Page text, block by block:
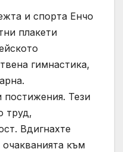
и спорта Енчо
плакети
гимнастика,
постижения. Тези
труд,
Вдигнахте
към